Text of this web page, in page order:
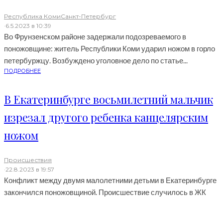
Республика КомиСанкт-Петербург
·6.5.2023 в 10:39
Во Фрунзенском районе задержали подозреваемого в
поножовщине: житель Республики Коми ударил ножом в горло
петербуржцу. Возбуждено уголовное дело по статье...
ПОДРОБНЕЕ
В Екатеринбурге восьмилетний мальчик
изрезал другого ребенка канцелярским
ножом
Происшествия
·22.8.2023 в 19:57
Конфликт между двумя малолетними детьми в Екатеринбурге
закончился поножовщиной. Происшествие случилось в ЖК